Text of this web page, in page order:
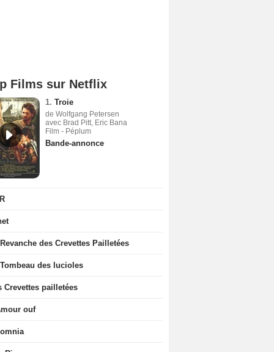
Films sur Netflix
1. Troie
de Wolfgang Petersen
avec Brad Pitt, Eric Bana
Film - Péplum
Bande-annonce
des Crevettes Pailletées
des lucioles
Crevettes pailletées
ouf